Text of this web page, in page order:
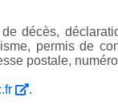
décès,
permis de
postale,
.